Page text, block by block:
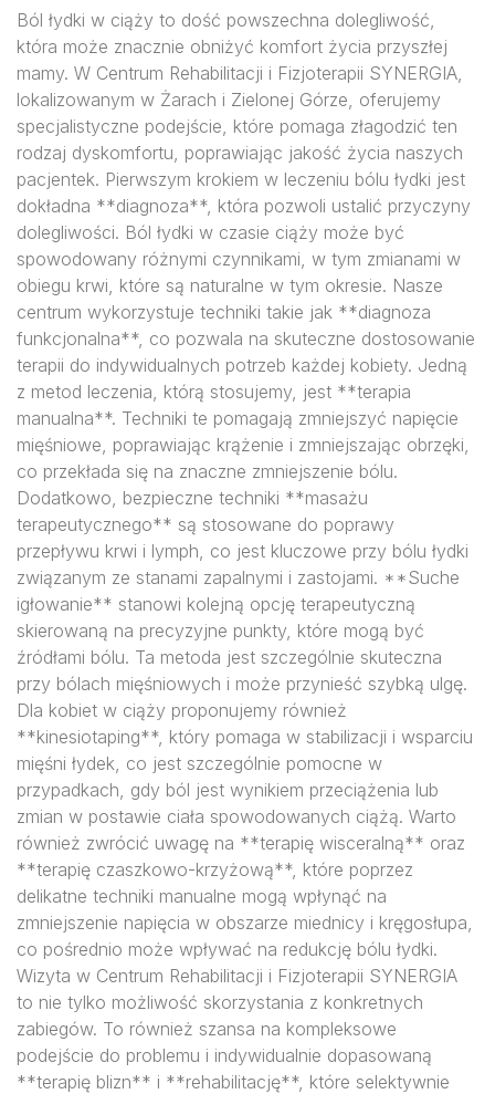
Ból łydki w ciąży to dość powszechna dolegliwość,
która może znacznie obniżyć komfort życia przyszłej
mamy. W Centrum Rehabilitacji i Fizjoterapii SYNERGIA,
lokalizowanym w Żarach i Zielonej Górze, oferujemy
specjalistyczne podejście, które pomaga złagodzić ten
rodzaj dyskomfortu, poprawiając jakość życia naszych
pacjentek. Pierwszym krokiem w leczeniu bólu łydki jest
dokładna **diagnoza**, która pozwoli ustalić przyczyny
dolegliwości. Ból łydki w czasie ciąży może być
spowodowany różnymi czynnikami, w tym zmianami w
obiegu krwi, które są naturalne w tym okresie. Nasze
centrum wykorzystuje techniki takie jak **diagnoza
funkcjonalna**, co pozwala na skuteczne dostosowanie
terapii do indywidualnych potrzeb każdej kobiety. Jedną
z metod leczenia, którą stosujemy, jest **terapia
manualna**. Techniki te pomagają zmniejszyć napięcie
mięśniowe, poprawiając krążenie i zmniejszając obrzęki,
co przekłada się na znaczne zmniejszenie bólu.
Dodatkowo, bezpieczne techniki **masażu
terapeutycznego** są stosowane do poprawy
przepływu krwi i lymph, co jest kluczowe przy bólu łydki
związanym ze stanami zapalnymi i zastojami. **Suche
igłowanie** stanowi kolejną opcję terapeutyczną
skierowaną na precyzyjne punkty, które mogą być
źródłami bólu. Ta metoda jest szczególnie skuteczna
przy bólach mięśniowych i może przynieść szybką ulgę.
Dla kobiet w ciąży proponujemy również
**kinesiotaping**, który pomaga w stabilizacji i wsparciu
mięśni łydek, co jest szczególnie pomocne w
przypadkach, gdy ból jest wynikiem przeciążenia lub
zmian w postawie ciała spowodowanych ciążą. Warto
również zwrócić uwagę na **terapię wisceralną** oraz
**terapię czaszkowo-krzyżową**, które poprzez
delikatne techniki manualne mogą wpłynąć na
zmniejszenie napięcia w obszarze miednicy i kręgosłupa,
co pośrednio może wpływać na redukcję bólu łydki.
Wizyta w Centrum Rehabilitacji i Fizjoterapii SYNERGIA
to nie tylko możliwość skorzystania z konkretnych
zabiegów. To również szansa na kompleksowe
podejście do problemu i indywidualnie dopasowaną
**terapię blizn** i **rehabilitację**, które selektywnie